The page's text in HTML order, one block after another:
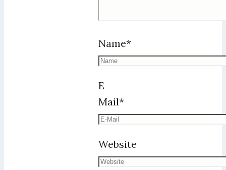
Name*
E-
Mail*
Website